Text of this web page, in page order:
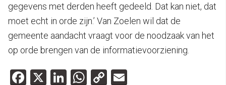
gegevens met derden heeft gedeeld. Dat kan niet, dat
moet echt in orde zijn.’ Van Zoelen wil dat de
gemeente aandacht vraagt voor de noodzaak van het
op orde brengen van de informatievoorziening.
Facebook
X LinkedIn
WhatsApp
Copy